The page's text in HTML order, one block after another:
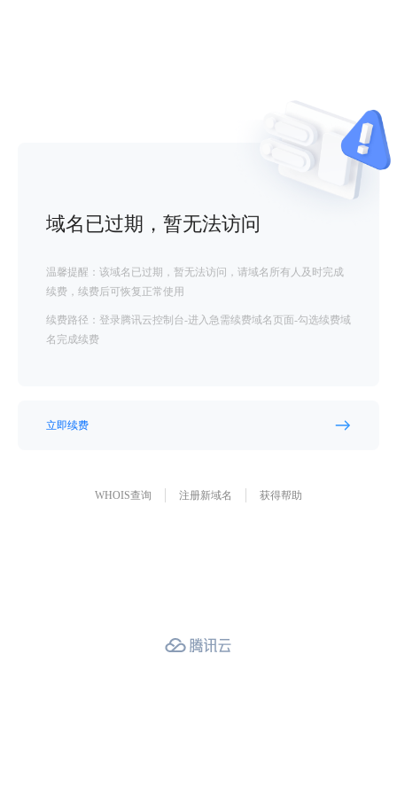
域名已过期，暂无法访问
温馨提醒：该域名已过期，暂无法访问，请域名所有人及时完成
续费，续费后可恢复正常使用
续费路径：登录腾讯云控制台-进入急需续费域名页面-勾选续费域
名完成续费
立即续费
WHOIS查询 注册新域名 获得帮助